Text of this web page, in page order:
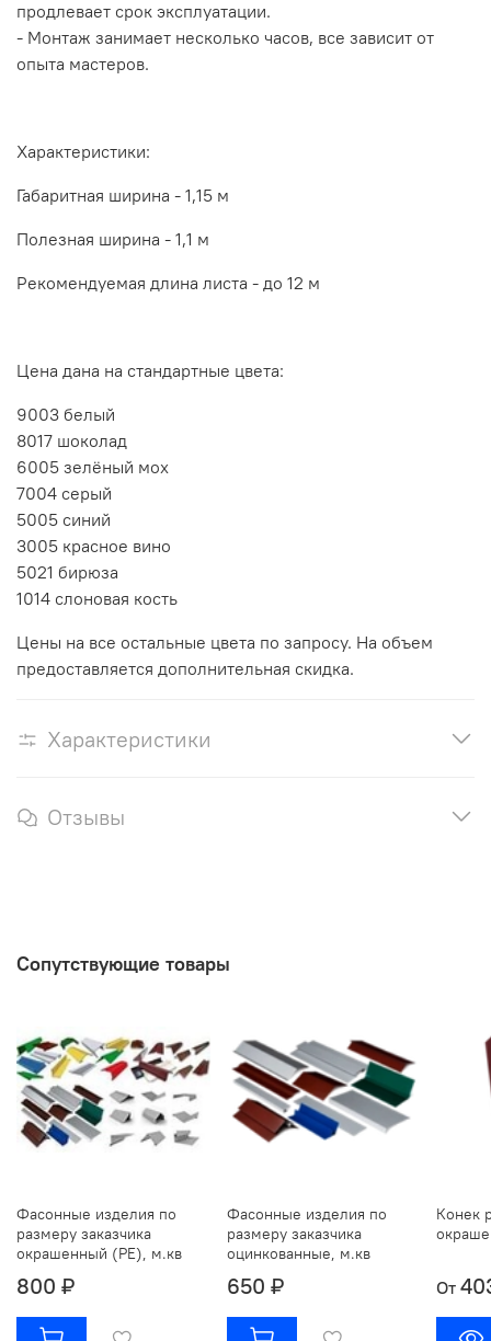
продлевает срок эксплуатации.
- Монтаж занимает несколько часов, все зависит от
опыта мастеров.
Характеристики:
Габаритная ширина - 1,15 м
Полезная ширина - 1,1 м
Рекомендуемая длина листа - до 12 м
Цена дана на стандартные цвета:
9003 белый
8017 шоколад
6005 зелёный мох
7004 серый
5005 синий
3005 красное вино
5021 бирюза
1014 слоновая кость
Цены на все остальные цвета по запросу. На объем
предоставляется дополнительная скидка.
Характеристики
Отзывы
Сопутствующие товары
Фасонные изделия по
размеру заказчика
окрашенный (РЕ), м.кв
800 ₽
Фасонные изделия по
размеру заказчика
оцинкованные, м.кв
650 ₽
Конек
От